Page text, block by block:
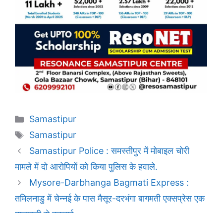
Categories
Samastipur
Tags
Samastipur
Samastipur Police : समस्तीपुर में मोबाइल चोरी
मामले में दो आरोपियों को किया पुलिस के हवाले.
Mysore-Darbhanga Bagmati Express :
तमिलनाडु में चेन्नई के पास मैसूर-दरभंगा बागमती एक्सप्रेस एक